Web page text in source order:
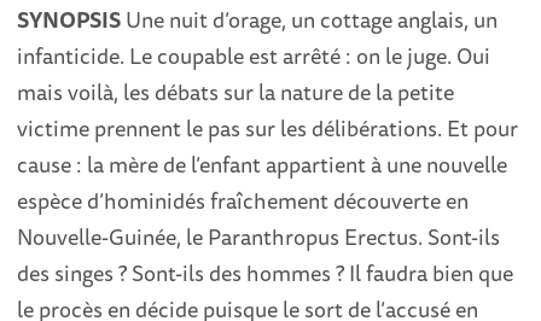
SYNOPSISUne nuit d’orage, un cottage anglais, un
infanticide. Le coupable est arrêté : on le juge. Oui
mais voilà, les débats sur la nature de la petite
victime prennent le pas sur les délibérations. Et pour
cause : la mère de l’enfant appartient à une nouvelle
espèce d’hominidés fraîchement découverte en
Nouvelle-Guinée, le Paranthropus Erectus. Sont-ils
des singes ? Sont-ils des hommes ? Il faudra bien que
le procès en décide puisque le sort de l’accusé en